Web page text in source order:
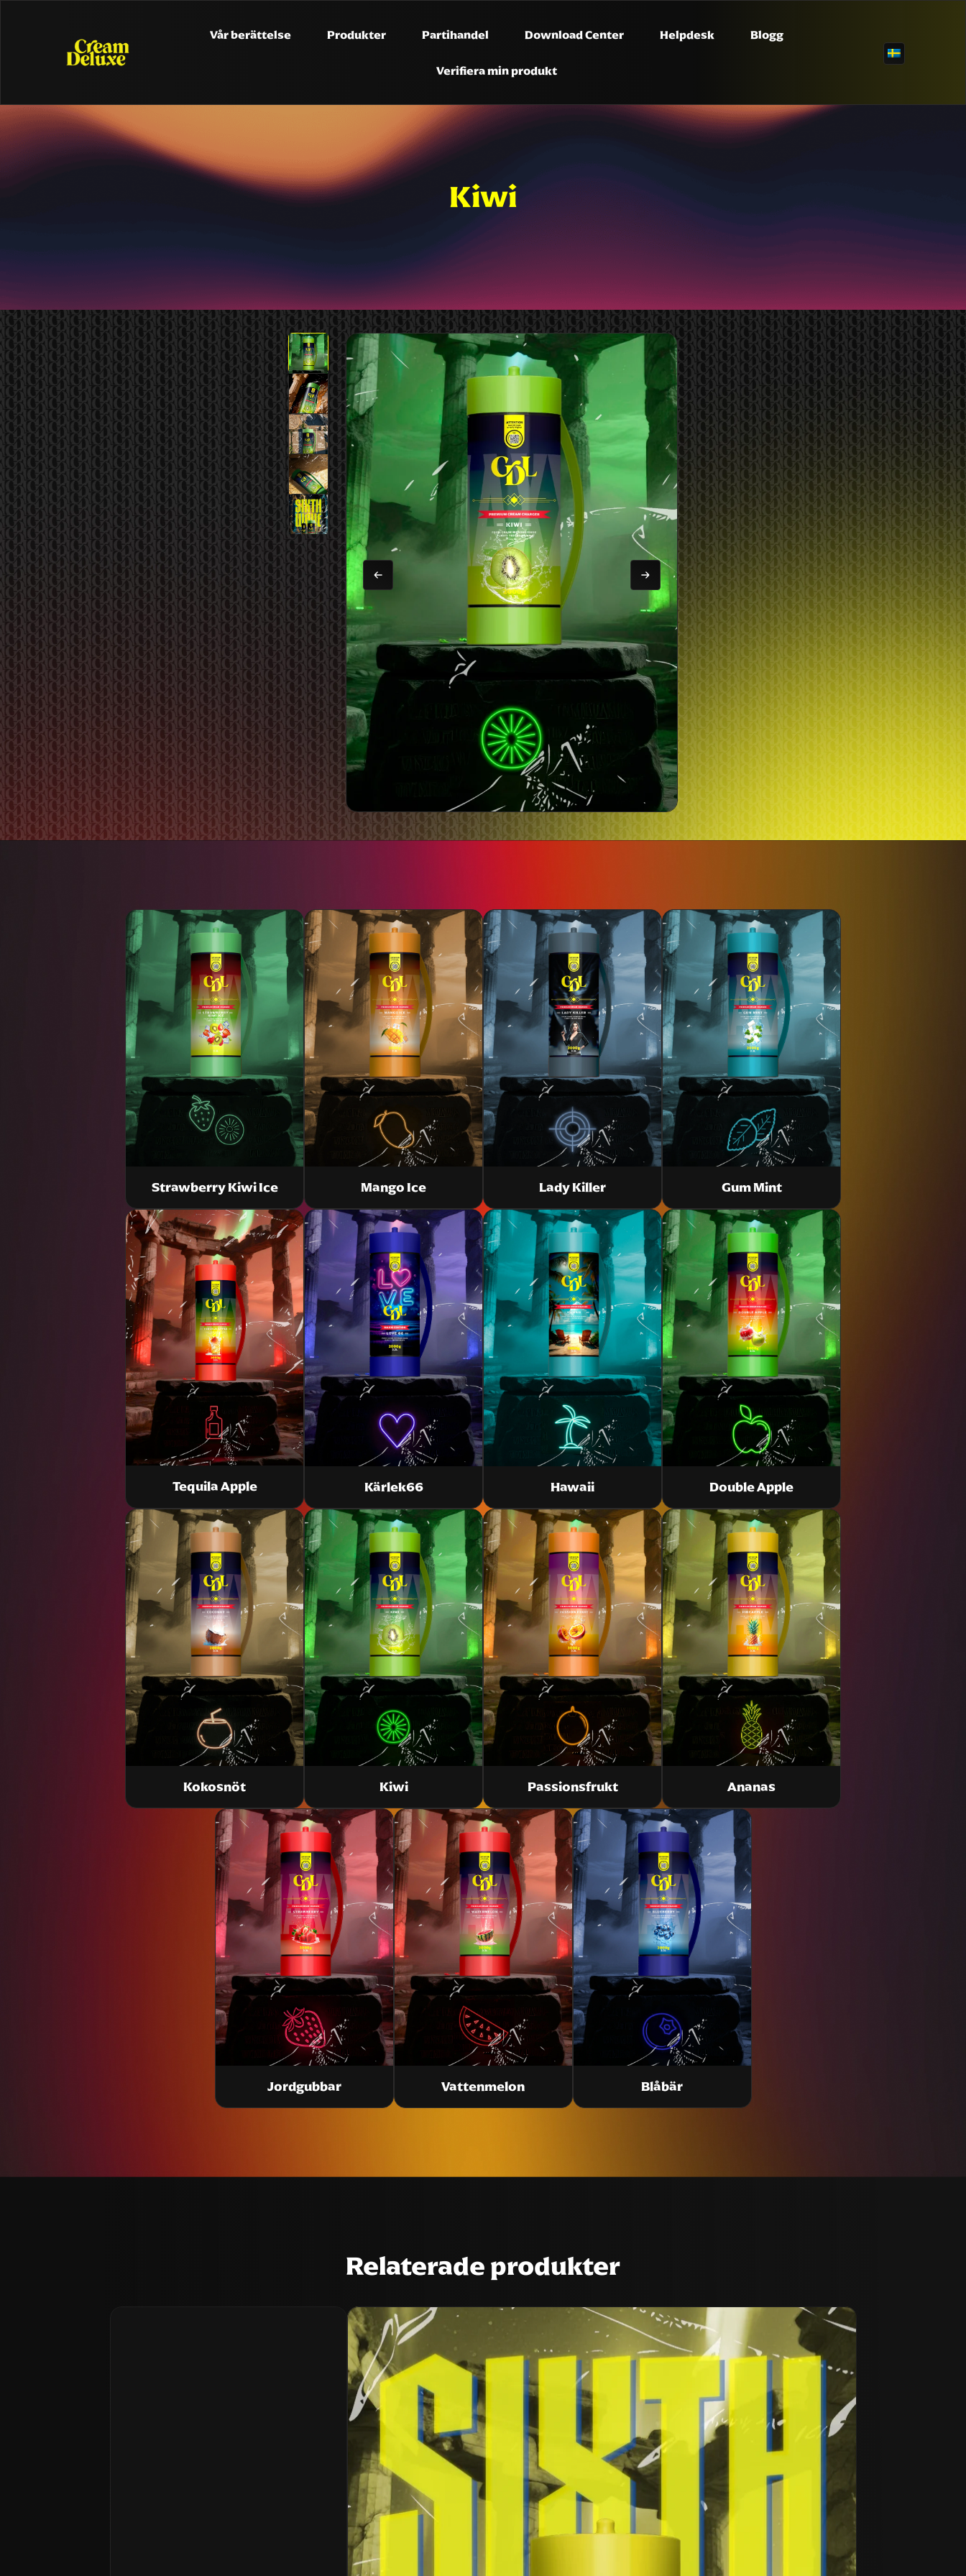
Vår berättelse Produkter Partihandel Download Center Helpdesk Blogg
Verifiera min produkt
Kiwi
Strawberry Kiwi Ice Mango Ice Lady Killer Gum Mint
Tequila Apple Kärlek66 Hawaii Double Apple
Kokosnöt Kiwi Passionsfrukt Ananas
Jordgubbar Vattenmelon Blåbär
Relaterade produkter